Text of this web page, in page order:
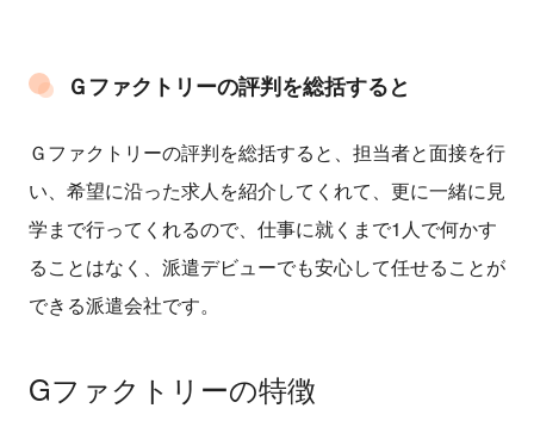
Ｇファクトリーの評判を総括すると
Ｇファクトリーの評判を総括すると、担当者と面接を行
い、希望に沿った求人を紹介してくれて、更に一緒に見
学まで行ってくれるので、仕事に就くまで1人で何かす
ることはなく、派遣デビューでも安心して任せることが
できる派遣会社です。
Gファクトリーの特徴